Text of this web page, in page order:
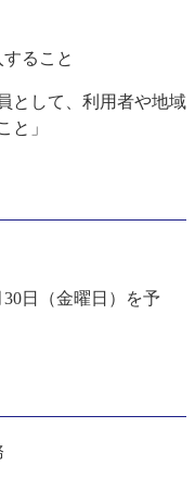
ること
として、利用者や地域
と」
日（金曜日）を予